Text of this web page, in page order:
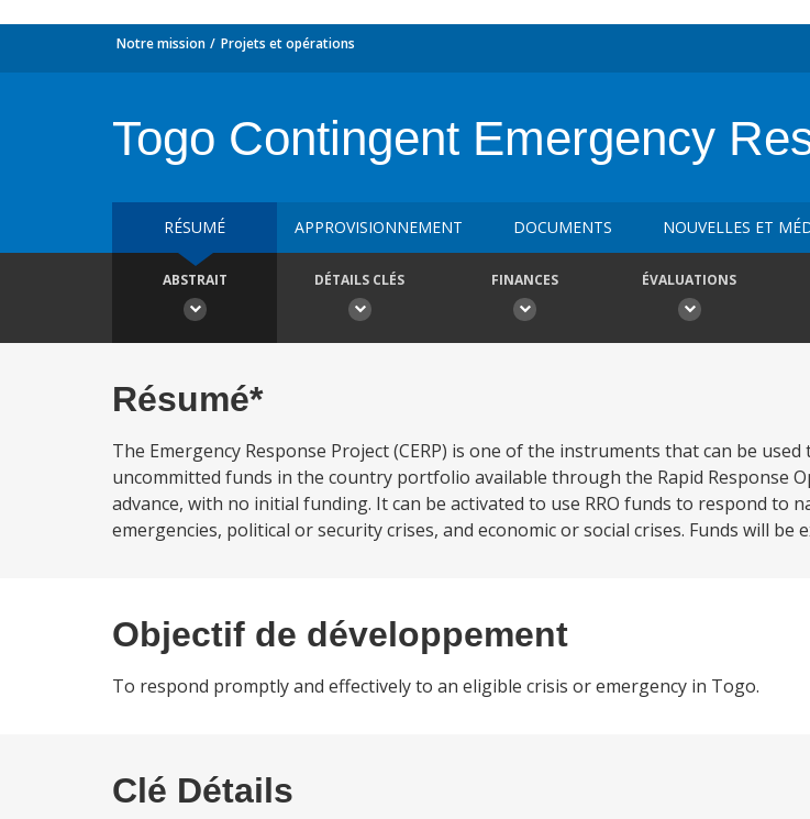
Notre mission Projets et opérations
Togo Contingent Emergency
RÉSUMÉ APPROVISIONNEMENT DOCUMENTS NOUVELLES ET
ABSTRAIT DÉTAILS CLÉS FINANCES ÉVALUATIONS
Résumé*
The Emergency Response Project (CERP) is one of the instruments that can be
uncommitted funds in the country portfolio available through the Rapid Response
advance, with no initial funding. It can be activated to use RRO funds to respond to
emergencies, political or security crises, and economic or social crises. Funds will be
Objectif de développement
To respond promptly and effectively to an eligible crisis or emergency in Togo.
Clé Détails